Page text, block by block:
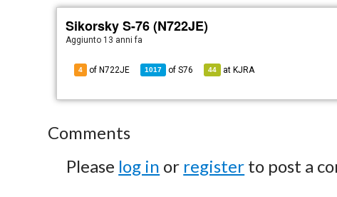
Sikorsky S-76 (N722JE)
Aggiunto 13 anni fa
4 of N722JE 1017 ofS76 44 at KJRA
Comments
Please log in or register to post a